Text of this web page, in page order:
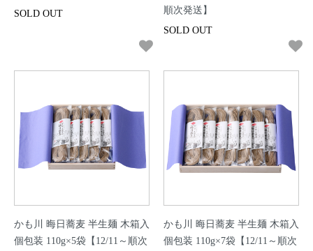
SOLD OUT
順次発送】
SOLD OUT
かも川 晦日蕎麦 半生麺 木箱入
個包装 110g×5袋【12/11～順次
かも川 晦日蕎麦 半生麺 木箱入
個包装 110g×7袋【12/11～順次